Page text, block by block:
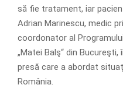
să fie tratament, iar
Adrian Marinescu, medic
coordonator al
„Matei Balş“ din
presă care a abordat
România.